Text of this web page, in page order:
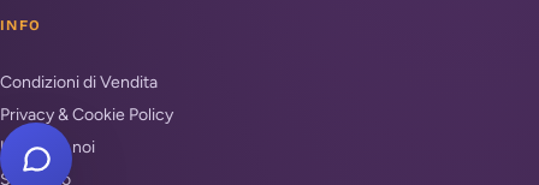
INFO
Condizioni di Vendita
Privacy & Cookie Policy
Unisciti a noi
Supporto